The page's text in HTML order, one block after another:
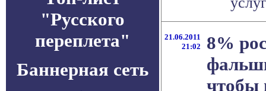
"Русского
переплета"
Баннерная сеть
21.06.2011
21:02
8%
чтобы